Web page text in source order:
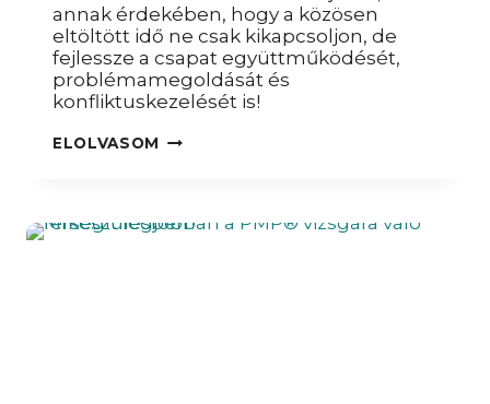
annak érdekében, hogy a közösen
eltöltött idő ne csak kikapcsoljon, de
fejlessze a csapat együttműködését,
problémamegoldását és
konfliktuskezelését is!
ELOLVASOM SMART